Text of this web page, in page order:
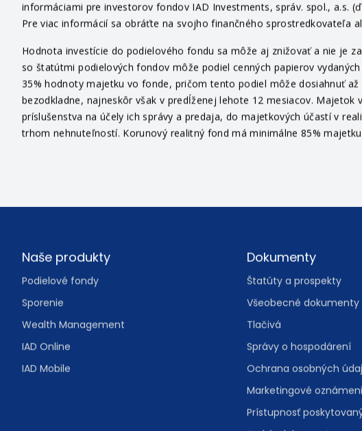
informáciami pre investorov fondov IAD Investments, správ. spol., a.s.
Pre viac informácií sa obráťte na svojho finančného sprostredkovateľa
Hodnota investície do podielového fondu sa môže aj znižovať a nie je
so štatútmi podielových fondov môže podiel cenných papierov
35% hodnoty majetku vo fonde, pričom tento podiel môže dosiahnuť
bezodkladne, najneskôr však v predĺženej lehote 12 mesiacov.
príslušenstva na účely ich správy a predaja, do majetkových účastí v
trhom nehnuteľností. Korunový realitný fond má minimálne 85%
Footer
Naše produkty
Podielové fondy
Sporenie
Wealth Management
IAD Online
IAD Mobile
Dokumenty
Štatúty a prospekty
Všeobecné dokumenty
Tlačivá
Správy o hospodárení
Ochrana osobných
Marketingové
Prístupnosť